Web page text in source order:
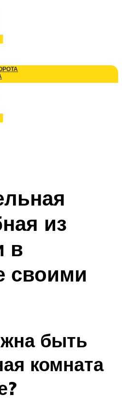
из
в
своими
быть
комната